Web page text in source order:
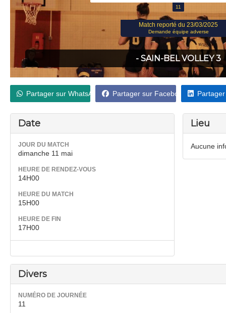
11
Match reporté du 23/03/2025
Demande équipe adverse
- SAIN-BEL VOLLEY 3
Partager sur WhatsApp Partager sur Facebook
Date
JOUR DU MATCH
dimanche 11 mai
HEURE DE RENDEZ-VOUS
14H00
HEURE DU MATCH
15H00
HEURE DE FIN
17H00
Lieu
Aucune
Divers
NUMÉRO DE JOURNÉE
11